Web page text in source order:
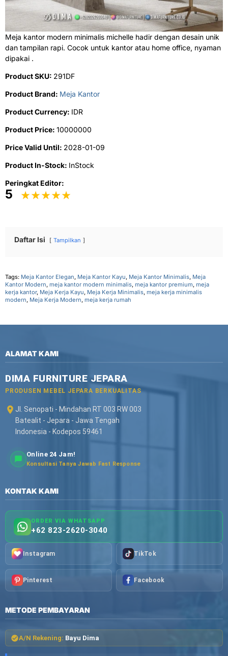
Meja kantor modern minimalis michelle hadir dengan desain unik
dan tampilan rapi. Cocok untuk kantor atau home office, nyaman
dipakai .
Product SKU: 291DF
Product Brand: Meja Kantor
Product Currency: IDR
Product Price: 10000000
Price Valid Until: 2028-01-09
Product In-Stock: InStock
Peringkat Editor:
5
Daftar Isi Tampilkan
Tags: Meja Kantor Elegan, Meja Kantor Kayu, Meja Kantor Minimalis, Meja
Kantor Modern, meja kantor modern minimalis, meja kantor premium, meja
kerja kantor, Meja Kerja Kayu, Meja Kerja Minimalis, meja kerja minimalis
modern, Meja Kerja Modern, meja kerja rumah
ALAMAT KAMI
DIMA FURNITURE JEPARA
PRODUSEN MEBEL JEPARA BERKUALITAS
Jl. Senopati - Mindahan RT 003 RW 003
Batealit - Jepara - Jawa Tengah
Indonesia - Kodepos 59461
Online 24 Jam!
Konsultasi Tanya Jawab Fast Response
KONTAK KAMI
ORDER VIA WHATSAPP
+62 823-2620-3040
Instagram TikTok
Pinterest Facebook
METODE PEMBAYARAN
A/N Rekening: Bayu Dima